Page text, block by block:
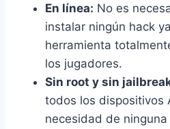
En línea: No es
instalar ningún hack
herramienta
los jugadores.
Sin root y sin
todos los dispositivos
necesidad de